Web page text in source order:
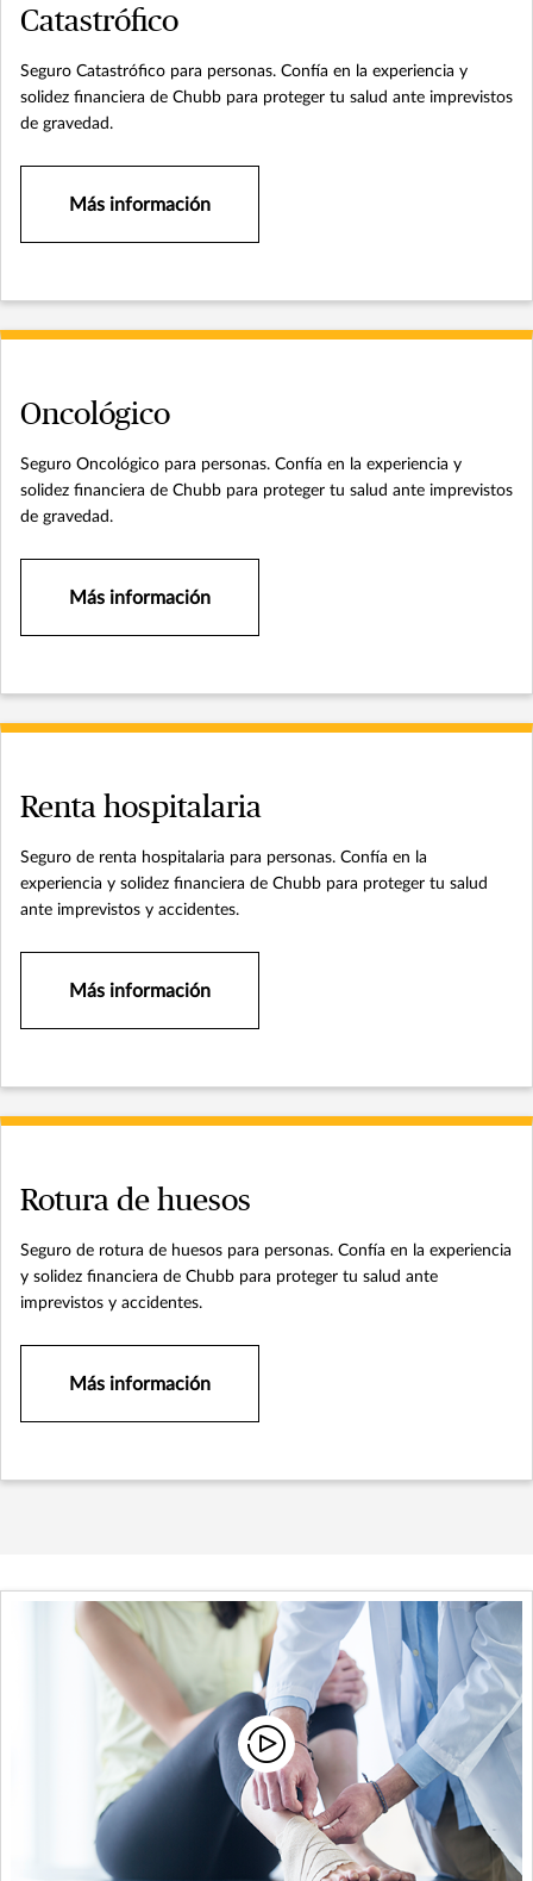
Catastrófico
Seguro Catastrófico para personas. Confía en la experiencia y
solidez financiera de Chubb para proteger tu salud ante imprevistos
de gravedad.
Más información
Oncológico
Seguro Oncológico para personas. Confía en la experiencia y
solidez financiera de Chubb para proteger tu salud ante imprevistos
de gravedad.
Más información
Renta hospitalaria
Seguro de renta hospitalaria para personas. Confía en la
experiencia y solidez financiera de Chubb para proteger tu salud
ante imprevistos y accidentes.
Más información
Rotura de huesos
Seguro de rotura de huesos para personas. Confía en la experiencia
y solidez financiera de Chubb para proteger tu salud ante
imprevistos y accidentes.
Más información